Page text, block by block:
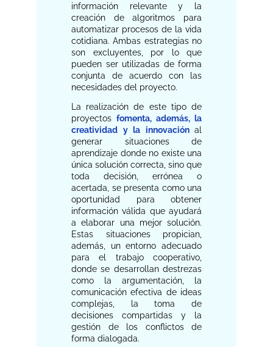
información relevante y la
creación de algoritmos para
automatizar procesos de la vida
cotidiana. Ambas estrategias no
son excluyentes, por lo que
pueden ser utilizadas de forma
conjunta de acuerdo con las
necesidades del proyecto.
La realización de este tipo de
proyectos fomenta, además, la
creatividad y la innovación al
generar situaciones de
aprendizaje donde no existe una
única solución correcta, sino que
toda decisión, errónea o
acertada, se presenta como una
oportunidad para obtener
información válida que ayudará
a elaborar una mejor solución.
Estas situaciones propician,
además, un entorno adecuado
para el trabajo cooperativo,
donde se desarrollan destrezas
como la argumentación, la
comunicación efectiva de ideas
complejas, la toma de
decisiones compartidas y la
gestión de los conflictos de
forma dialogada.